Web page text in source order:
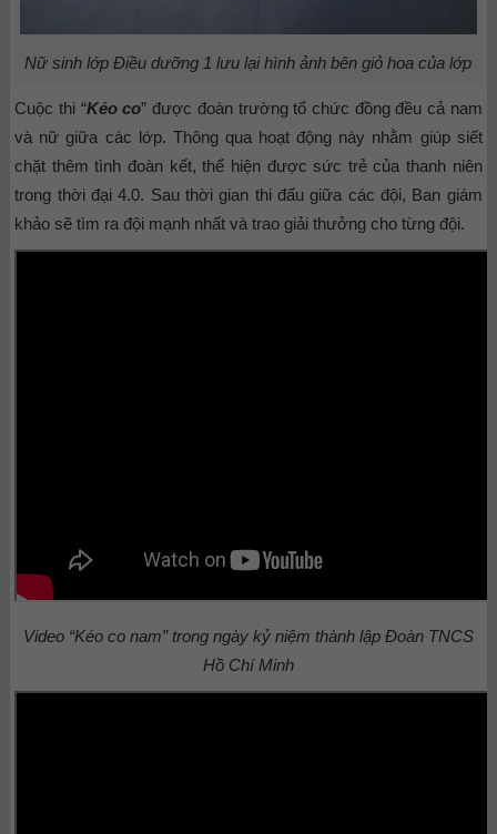
Nữ sinh lớp Điều dưỡng 1 lưu lại hình ảnh bên giỏ hoa của lớp
Cuộc thi “Kéo co” được đoàn trường tổ chức đồng đều cả nam
và nữ giữa các lớp. Thông qua hoạt động này nhằm giúp siết
chặt thêm tình đoàn kết, thể hiện được sức trẻ của thanh niên
trong thời đại 4.0. Sau thời gian thi đấu giữa các đội, Ban giám
khảo sẽ tìm ra đội mạnh nhất và trao giải thưởng cho từng đội.
Video “Kéo co nam” trong ngày kỷ niệm thành lập Đoàn TNCS
Hồ Chí Minh